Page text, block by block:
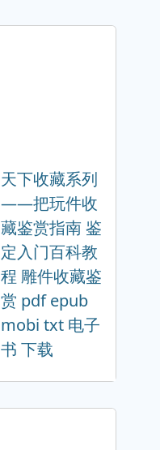
天下收藏系列
——把玩件收
藏鉴赏指南 鉴
定入门百科教
程 雕件收藏鉴
赏 pdf epub
mobi txt 电子
书 下载